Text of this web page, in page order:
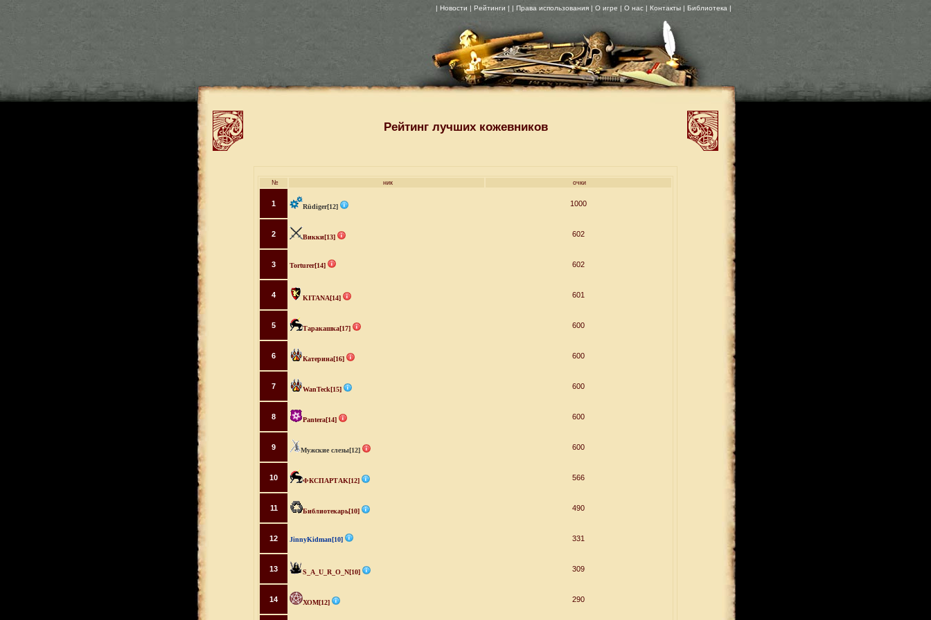
| Новости | Рейтинги | | Права использования | О игре | О нас | Контакты | Библиотека |
Рейтинг лучших кожевников
№ ник очки
1 Rüdiger[12] 1000
2 Викки[13] 602
3 Torturer[14] 602
4 KITANA[14] 601
5 Таракашка[17] 600
6 Катерина[16] 600
7 WanTeck[15] 600
8 Pantera[14] 600
9 Мужские слезы[12] 600
10 ФКСПАРТАK[12] 566
11 Библиотекарь[10] 490
12 JinnyKidman[10] 331
13 S_A_U_R_O_N[10] 309
14 ХОМ[12] 290